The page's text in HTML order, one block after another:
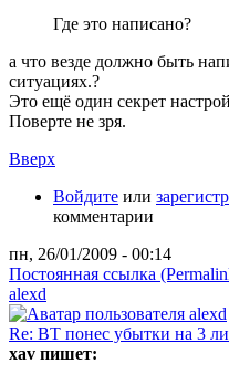
Где это написано?
а что везде должно быть
ситуациях.?
Это ещё один секрет
Поверте не зря.
Вверх
Войдите или
комментарии
пн, 26/01/2009 - 00:14
Постоянная ссылка
alexd
Re: ВТ понес убытки на 3
xav пишет: